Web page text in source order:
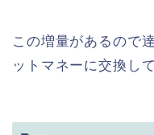
この増量があるので
ットマネーに交換し